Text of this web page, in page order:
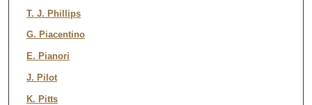
T. J. Phillips
G. Piacentino
E. Pianori
J. Pilot
K. Pitts